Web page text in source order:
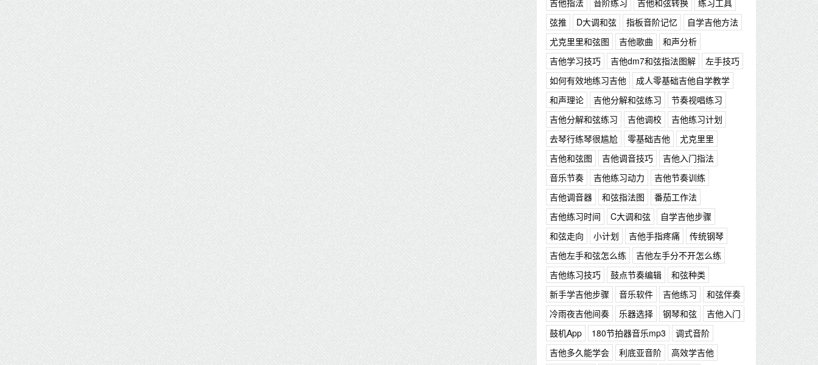
吉他指法
音阶练习 吉他和弦转换
练习工具
弦推
D大调和弦 指板音阶记忆
自学吉他方法
尤克里里和弦图
吉他歌曲
和声分析
吉他学习技巧
吉他dm7和弦指法图解
左手技巧
如何有效地练习吉他
成人零基础吉他自学教学
和声理论
吉他分解和弦练习
节奏视唱练习
吉他分解和弦练习
吉他调校
吉他练习计划
去琴行练琴很尴尬
零基础吉他
尤克里里
吉他和弦图
吉他调音技巧
吉他入门指法
音乐节奏
吉他练习动力
吉他节奏训练
吉他调音器
和弦指法图
番茄工作法
吉他练习时间
C大调和弦
自学吉他步骤
和弦走向
小计划 吉他手指疼痛
传统钢琴
吉他左手和弦怎么练
吉他左手分不开怎么练
吉他练习技巧
鼓点节奏编辑
和弦种类
新手学吉他步骤
音乐软件 吉他练习
和弦伴奏
冷雨夜吉他间奏
乐器选择 钢琴和弦
吉他入门
鼓机App
180节拍器音乐mp3
调式音阶
吉他多久能学会
利底亚音阶
高效学吉他